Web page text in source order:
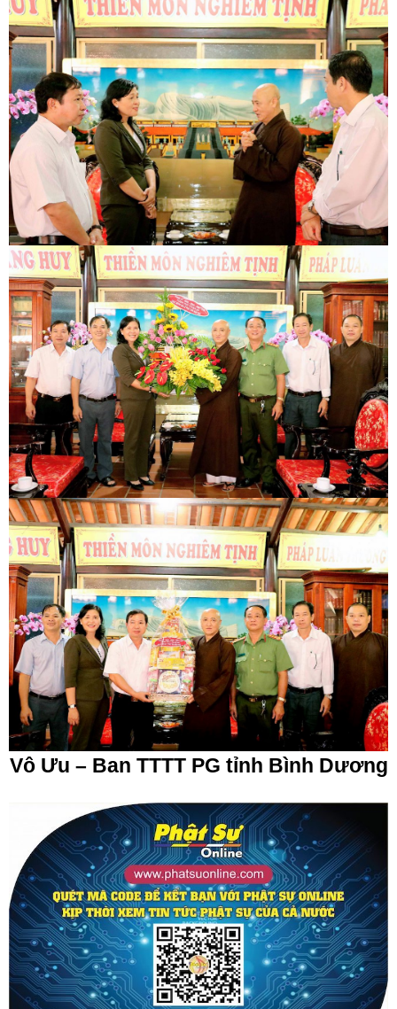
Vô Ưu – Ban TTTT PG tỉnh Bình Dương